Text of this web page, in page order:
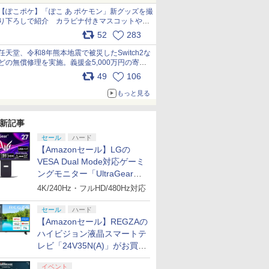
ぽこポケ】「ぽこ あ ポケモン」新グッズを撮
下ろしで紹介 カラビナ付きマスコットやス
52 283
天堂、令和8年熊本地震で被災したSwitch2な
の無償修理を実施。義援金5,000万円の寄付
も発表 pic.x.com/BAYsMfUfUC
49 106
もっと見る
記事
セール ハード
【Amazonセール】LGの
VESA Dual Mode対応ゲーミ
ングモニター「UltraGear
27G850A-B」がお買い得！
4K/240Hz・フルHD/480Hz対応
セール ハード
【Amazonセール】REGZAの
ハイビジョン液晶スマートテ
レビ「24V35N(A)」がお買い
得！
イベント